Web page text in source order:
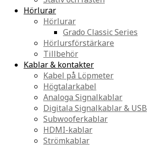
Hörlurar
Hörlurar
Grado Classic Series
Hörlursförstärkare
Tillbehör
Kablar & kontakter
Kabel på Löpmeter
Högtalarkabel
Analoga Signalkablar
Digitala Signalkablar & USB
Subwooferkablar
HDMI-kablar
Strömkablar